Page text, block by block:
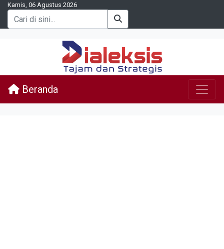
Kamis, 06 Agustus 2026
Beranda